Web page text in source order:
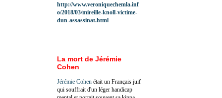
http://www.veroniquechemla.inf
o/2018/03/mireille-knoll-victime-
dun-assassinat.html
La mort de Jérémie
Cohen
Jérémie Cohen était un Français juif
qui souffrait d'un léger handicap